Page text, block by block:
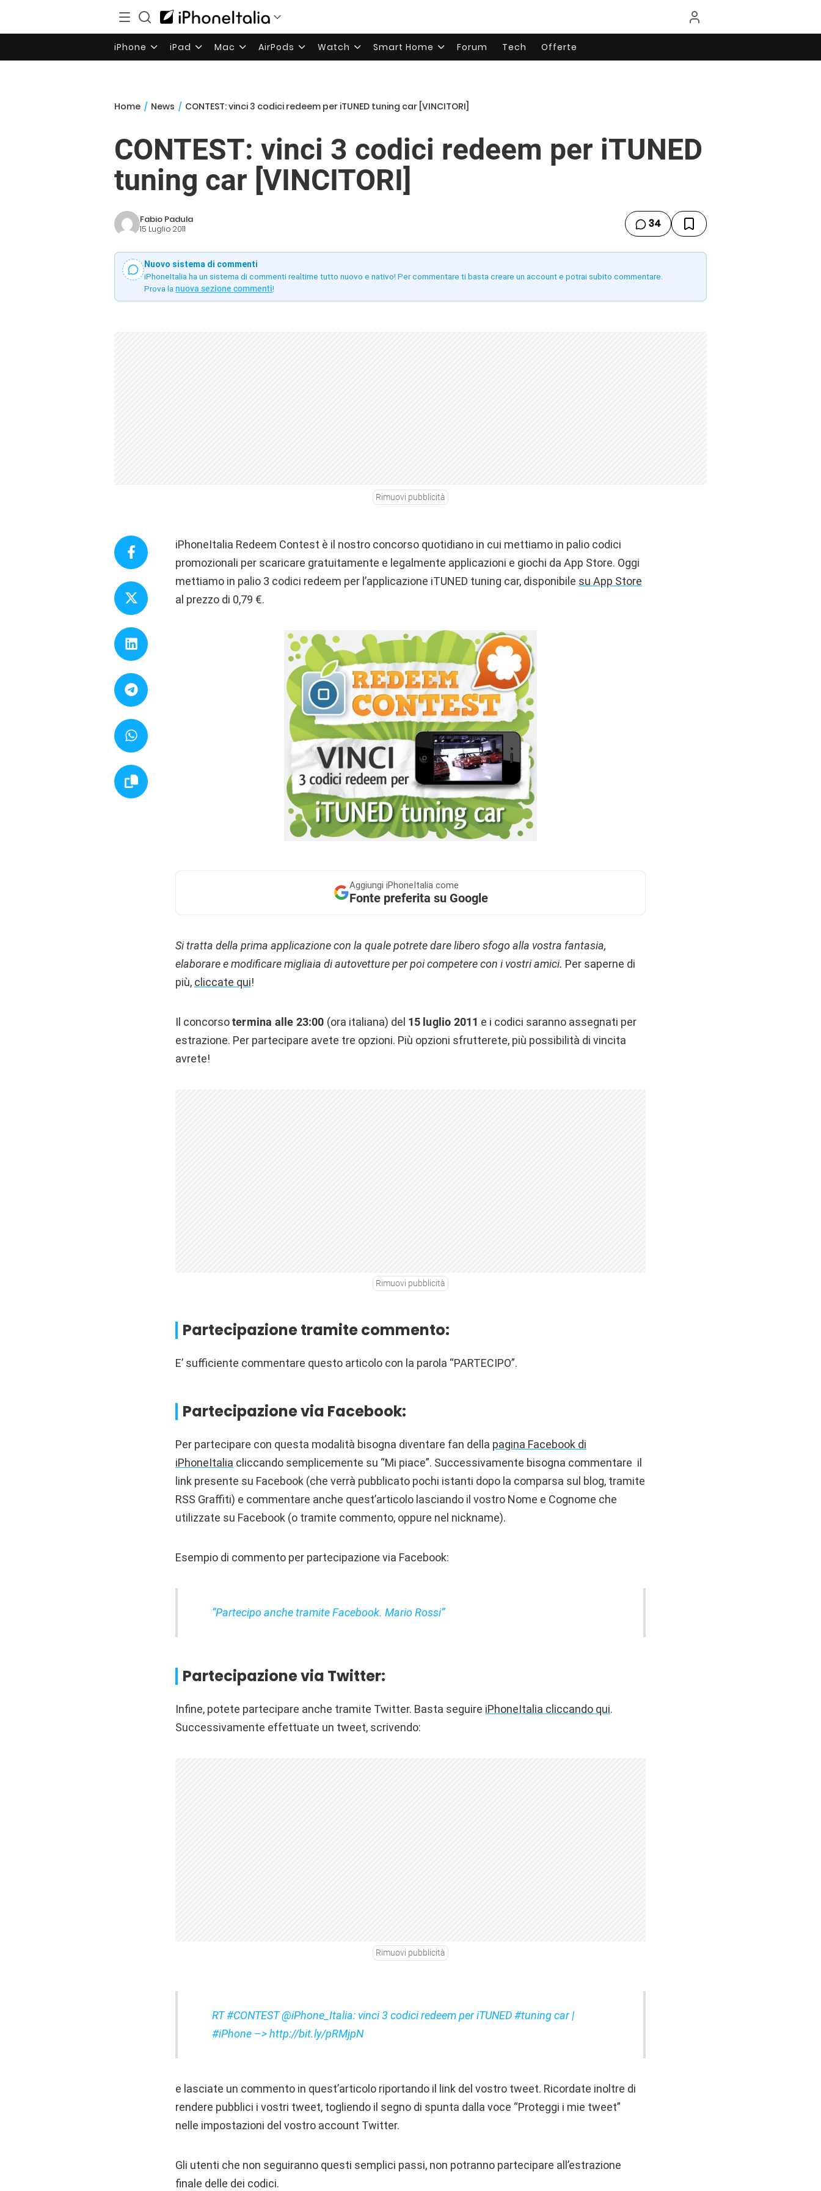
iPhone iPad Mac AirPods Watch Smart Home Forum Tech Offerte
Home / News / CONTEST: vinci 3 codici redeem per iTUNED tuning car [VINCITORI]
CONTEST: vinci 3 codici redeem per iTUNED
tuning car [VINCITORI]
Fabio Padula
15 Luglio 2011 34
Nuovo sistema di commenti
iPhoneItalia ha un sistema di commenti realtime tutto nuovo e nativo! Per commentare ti basta creare un account e potrai subito commentare.
Prova la nuova sezione commenti!
Rimuovi pubblicità
iPhoneItalia Redeem Contest è il nostro concorso quotidiano in cui mettiamo in palio codici
promozionali per scaricare gratuitamente e legalmente applicazioni e giochi da App Store. Oggi
mettiamo in palio 3 codici redeem per l’applicazione iTUNED tuning car, disponibile su App Store
al prezzo di 0,79 €.
Aggiungi iPhoneItalia come
Fonte preferita su Google
Si tratta della prima applicazione con la quale potrete dare libero sfogo alla vostra fantasia,
elaborare e modificare migliaia di autovetture per poi competere con i vostri amici. Per saperne di
più, cliccate qui!
Il concorsotermina alle 23:00 (ora italiana) del 15 luglio 2011 e i codici saranno assegnati per
estrazione. Per partecipare avete tre opzioni. Più opzioni sfrutterete, più possibilità di vincita
avrete!
Rimuovi pubblicità
Partecipazione tramite commento:
E’ sufficiente commentare questo articolo con la parola “PARTECIPO”.
Partecipazione via Facebook:
Per partecipare con questa modalità bisogna diventare fan della pagina Facebook di
iPhoneItalia cliccando semplicemente su “Mi piace”. Successivamente bisogna commentare il
link presente su Facebook (che verrà pubblicato pochi istanti dopo la comparsa sul blog, tramite
RSS Graffiti) e commentare anche quest’articolo lasciando il vostro Nome e Cognome che
utilizzate su Facebook (o tramite commento, oppure nel nickname).
Esempio di commento per partecipazione via Facebook:
“Partecipo anche tramite Facebook. Mario Rossi”
Partecipazione via Twitter:
Infine, potete partecipare anche tramite Twitter. Basta seguire iPhoneItalia cliccando qui.
Successivamente effettuate un tweet, scrivendo:
Rimuovi pubblicità
RT #CONTEST @iPhone_Italia: vinci 3 codici redeem per iTUNED #tuning car|
#iPhone –> http://bit.ly/pRMjpN
e lasciate un commento in quest’articolo riportando il link del vostro tweet. Ricordate inoltre di
rendere pubblici i vostri tweet, togliendo il segno di spunta dalla voce “Proteggi i mie tweet”
nelle impostazioni del vostro account Twitter.
Gli utenti che non seguiranno questi semplici passi, non potranno partecipare all’estrazione
finale delle dei codici.